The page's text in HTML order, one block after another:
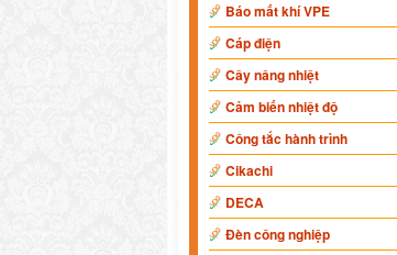
Báo mất khí VPE
Cáp điện
Cây nâng nhiệt
Cảm biến nhiệt độ
Công tắc hành trình
Cikachi
DECA
Đèn công nghiệp